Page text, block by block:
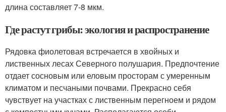
длина составляет 7-8 мкм.
Где растут грибы: экология и распространение
Рядовка фиолетовая встречается в хвойных и
лиственных лесах Северного полушария. Предпочтение
отдает сосновым или еловым просторам с умеренным
климатом и песчаными почвами. Прекрасно себя
чувствует на участках с лиственным перегноем и рядом